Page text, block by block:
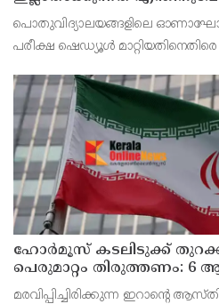
മാറ്റിയത് തിരുത്തുമോ?
പൊതുവിദ്യാലയങ്ങളിലെ
പരീക്ഷ ഷെഡ്യൂള്‍
പരീക്ഷ നടത്തും.
ഹോര്‍മൂസ് കടലിടുക്ക്
പെരുമാറ്റം തിരുത്തണം: 6
ദേശീയ സുരക്ഷാ
മരവിപ്പിച്ചിരിക്കുന്ന ഇറാന്റെ